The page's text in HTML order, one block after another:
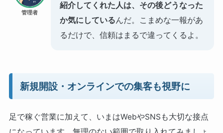
管理者
紹介してくれた人は、その後どうなった
か気にしているんだ。こまめな一報があ
るだけで、信頼はまるで違ってくるよ。
新規開設・オンラインでの集客も視野に
足で稼ぐ営業に加えて、いまはWebやSNSも大切な接点